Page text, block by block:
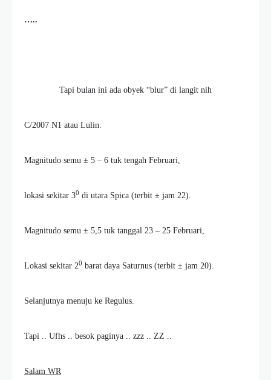
…..
Tapi bulan ini ada obyek “blur” di langit nih
C/2007 N1 atau Lulin.
Magnitudo semu ± 5 – 6 tuk tengah Februari,
lokasi sekitar 30 di utara Spica (terbit ± jam 22).
Magnitudo semu ± 5,5 tuk tanggal 23 – 25 Februari,
Lokasi sekitar 20 barat daya Saturnus (terbit ± jam 20).
Selanjutnya menuju ke Regulus.
Tapi .. Ufhs .. besok paginya .. zzz .. ZZ ..
Salam WR